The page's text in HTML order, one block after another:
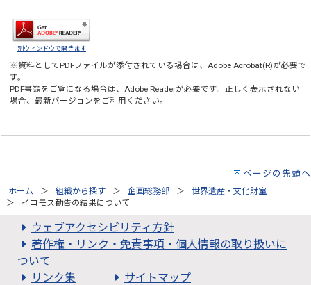
別ウィンドウで開きます
※資料としてPDFファイルが添付されている場合は、Adobe Acrobat(R)が必要で
す。
PDF書類をご覧になる場合は、Adobe Readerが必要です。正しく表示されない
場合、最新バージョンをご利用ください。
ページの先頭へ
ホーム 組織から探す 企画総務部
世界遺産・文化財室
イコモス勧告の結果について
ウェブアクセシビリティ方針
著作権・リンク・免責事項・個人情報の取り扱いに
ついて
リンク集
サイトマップ